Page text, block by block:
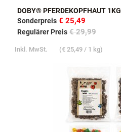
DOBY® PFERDEKOPFHAUT 1KG
Sonderpreis € 25,49
Regulärer Preis € 29,99
Inkl. MwSt. (€ 25,49 / 1 kg)